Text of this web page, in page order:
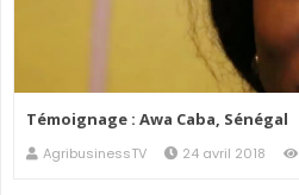
Témoignage : Awa Caba, Sénégal
AgribusinessTV 24 avril 2018